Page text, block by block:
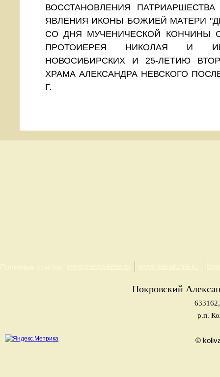
ВОССТАНОВЛЕНИЯ
ЯВЛЕНИЯ ИКОНЫ БОЖИЕЙ МАТЕРИ
СО ДНЯ МУЧЕНИЧЕСКОЙ КОНЧИНЫ
ПРОТОИЕРЕЯ НИКОЛАЯ И
НОВОСИБИРСКИХ И 25-ЛЕТИЮ
ХРАМА АЛЕКСАНДРА НЕВСКОГО
Г.
Покровский
р.п.
©